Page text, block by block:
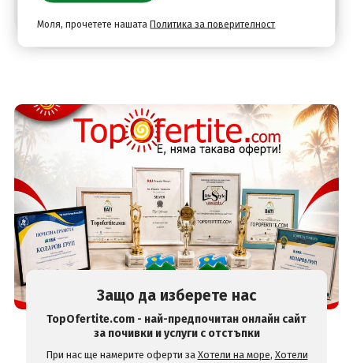
Защо да изберете нас
TopOfertite.com - най-предпочитан онлайн сайт
за почивки и услуги с отстъпки
При нас ще намерите оферти за Хотели на море, Хотели
Моля, прочетете нашатаПолитика за поверителност